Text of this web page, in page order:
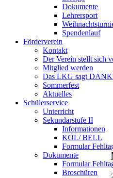
Dokumente
Lehrersport
Spendenlauf
Förderverein
Kontakt
Der Verein stellt sich
Mitglied werden
Das LKG sagt
Sommerfest
Aktuelles
Schülerservice
Unterricht
Sekundarstufe II
Informationen
KOL/ BELL
Formular
Dokumente
Formular
Broschüren